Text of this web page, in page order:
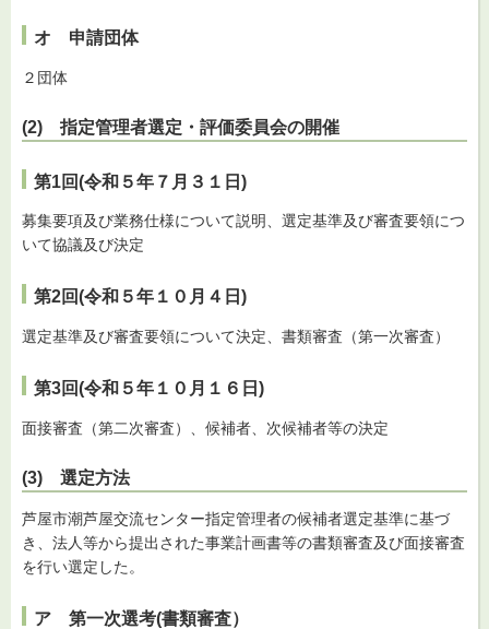
オ 申請団体
２団体
(2) 指定管理者選定・評価委員会の開催
第1回(令和５年７月３１日)
募集要項及び業務仕様について説明、選定基準及び審査要領につ
いて協議及び決定
第2回(令和５年１０月４日)
選定基準及び審査要領について決定、書類審査（第一次審査）
第3回(令和５年１０月１６日)
面接審査（第二次審査）、候補者、次候補者等の決定
(3) 選定方法
芦屋市潮芦屋交流センター指定管理者の候補者選定基準に基づ
き、法人等から提出された事業計画書等の書類審査及び面接審査
を行い選定した。
ア 第一次選考(書類審査）